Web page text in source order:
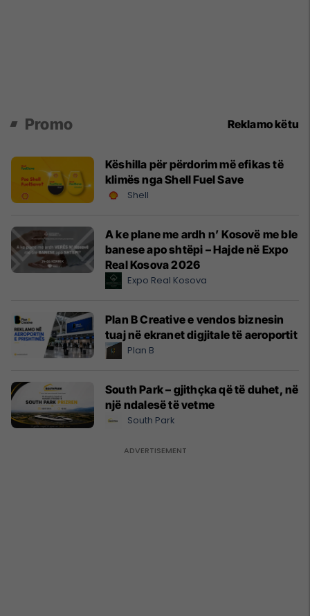
Promo Reklamo këtu
Këshilla për përdorim më efikas të
klimës nga Shell Fuel Save
Shell
A ke plane me ardh n’ Kosovë me ble
banese apo shtëpi – Hajde në Expo
Real Kosova 2026
Expo Real Kosova
Plan B Creative e vendos biznesin
tuaj në ekranet digjitale të aeroportit
Plan B
South Park – gjithçka që të duhet, në
një ndalesë të vetme
South Park